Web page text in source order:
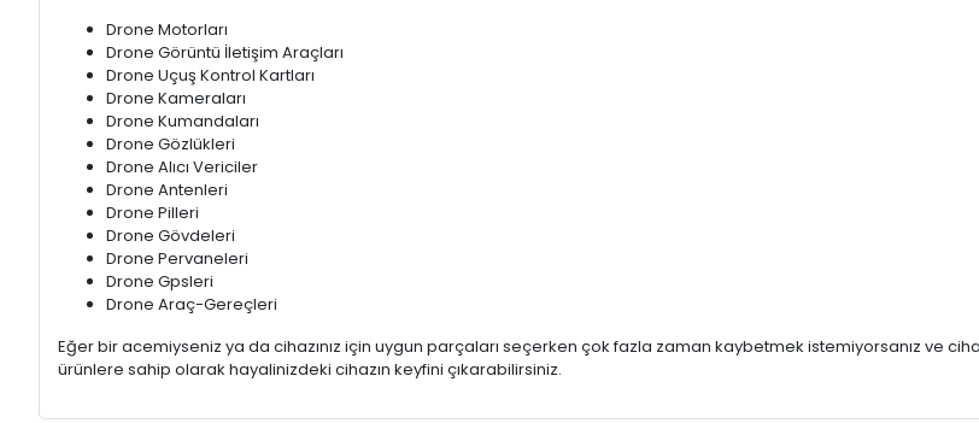
Drone Motorları
Drone Görüntü İletişim Araçları
Drone Uçuş Kontrol Kartları
Drone Kameraları
Drone Kumandaları
Drone Gözlükleri
Drone Alıcı Vericiler
Drone Antenleri
Drone Pilleri
Drone Gövdeleri
Drone Pervaneleri
Drone Gpsleri
Drone Araç-Gereçleri
Eğer bir acemiyseniz ya da cihazınız için uygun parçaları seçerken çok fazla zaman kaybetmek istemiyorsanız ve
ürünlere sahip olarak hayalinizdeki cihazın keyfini çıkarabilirsiniz.